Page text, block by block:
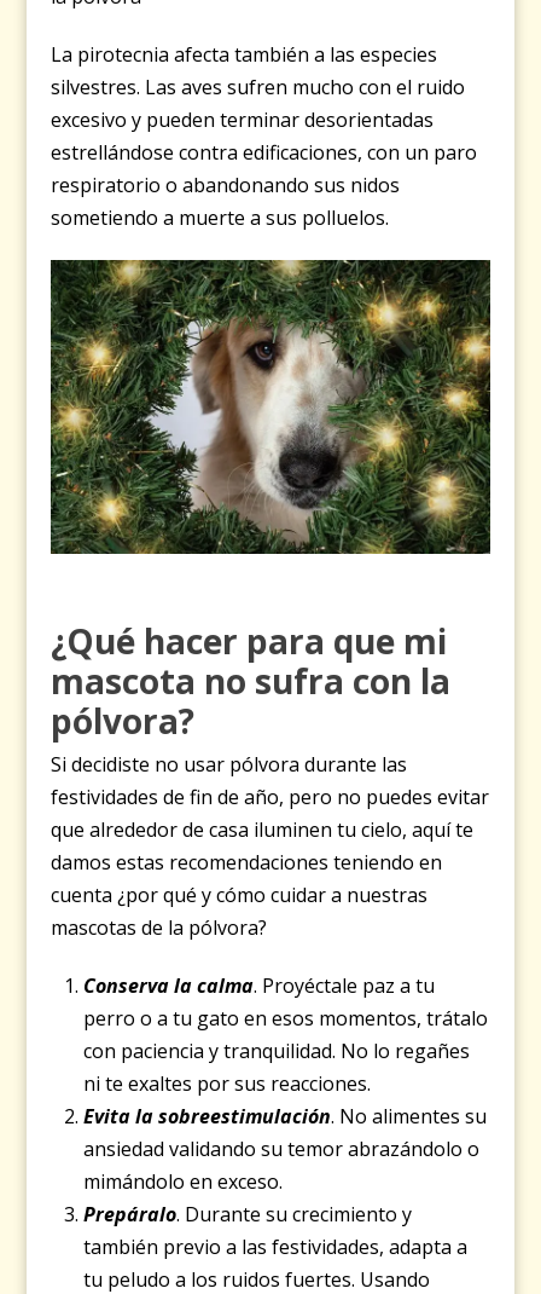
La pirotecnia afecta también a las especies
silvestres. Las aves sufren mucho con el ruido
excesivo y pueden terminar desorientadas
estrellándose contra edificaciones, con un paro
respiratorio o abandonando sus nidos
sometiendo a muerte a sus polluelos.
¿Qué hacer para que mi
mascota no sufra con la
pólvora?
Si decidiste no usar pólvora durante las
festividades de fin de año, pero no puedes evitar
que alrededor de casa iluminen tu cielo, aquí te
damos estas recomendaciones teniendo en
cuenta ¿por qué y cómo cuidar a nuestras
mascotas de la pólvora?
Conserva la calma. Proyéctale paz a tu
perro o a tu gato en esos momentos, trátalo
con paciencia y tranquilidad. No lo regañes
ni te exaltes por sus reacciones.
Evita la sobreestimulación. No alimentes su
ansiedad validando su temor abrazándolo o
mimándolo en exceso.
Prepáralo. Durante su crecimiento y
también previo a las festividades, adapta a
tu peludo a los ruidos fuertes. Usando